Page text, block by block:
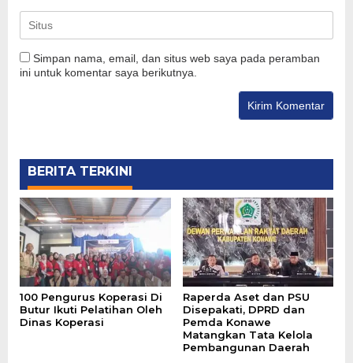
Simpan nama, email, dan situs web saya pada peramban
ini untuk komentar saya berikutnya.
BERITA TERKINI
100 Pengurus Koperasi Di
Butur Ikuti Pelatihan Oleh
Dinas Koperasi
Raperda Aset dan PSU
Disepakati, DPRD dan
Pemda Konawe
Matangkan Tata Kelola
Pembangunan Daerah